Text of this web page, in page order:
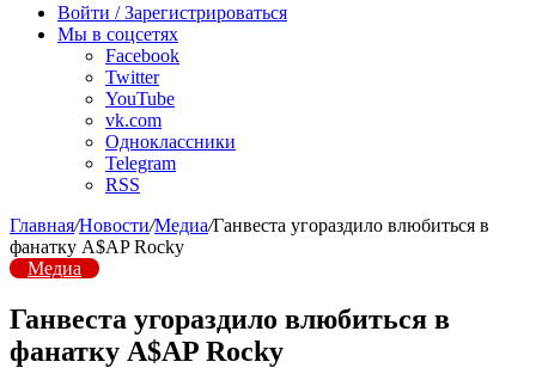
радио
Войти / Зарегистрироваться
Мы в соцсетях
Facebook
Twitter
YouTube
vk.com
Одноклассники
Telegram
RSS
Главная/Новости/Медиа/Ганвеста угораздило влюбиться в
фанатку A$AP Rocky
Медиа
Ганвеста угораздило влюбиться в
фанатку A$AP Rocky